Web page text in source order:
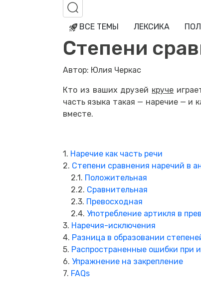
ВСЕ ТЕМЫ ЛЕКСИКА
Степени
Автор: Юлия Черкас
Кто из ваших друзей круче
часть языка такая — наречие — и
вместе.
1. Наречие как часть речи
2. Степени сравнения наречий в
2.1. Положительная
2.2. Сравнительная
2.3. Превосходная
2.4. Употребление артикля в
3. Наречия-исключения
4. Разница в образовании
5. Распространенные ошибки при
6. Упражнение на закрепление
7. FAQs